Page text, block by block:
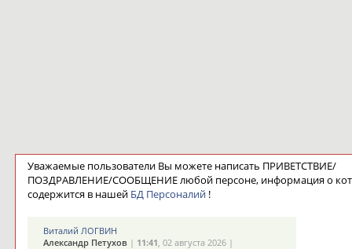
Уважаемые пользователи Вы можете написать ПРИВЕТСТВИЕ/
ПОЗДРАВЛЕНИЕ/СООБЩЕНИЕ любой персоне, информация о
содержится в нашей БД Персоналий!
Виталий ЛОГВИН
Александр Петухов| 11:41, 02 августа 2026 |